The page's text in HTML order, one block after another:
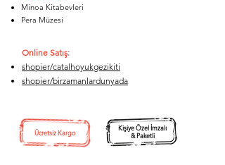
Minoa Kitabevleri
Pera Müzesi
Online Satış:
shopier/catalhoyukgezikiti
shopier/birzamanlardunyada
Ücretsiz Kargo
Kişiye Özel İmzalı
& Paketli